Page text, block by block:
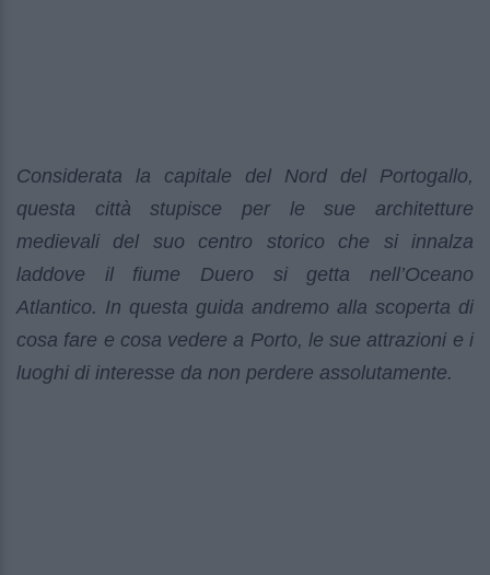
Considerata la capitale del Nord del Portogallo,
questa città stupisce per le sue architetture
medievali del suo centro storico che si innalza
laddove il fiume Duero si getta nell’Oceano
Atlantico. In questa guida andremo alla scoperta di
cosa fare e cosa vedere a Porto, le sue attrazioni e i
luoghi di interesse da non perdere assolutamente.